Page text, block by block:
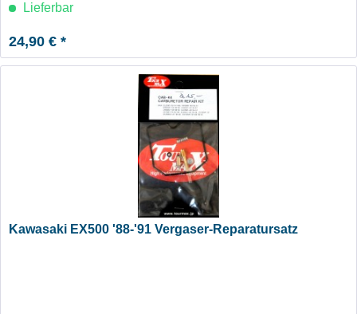
Lieferbar
24,90 € *
Kawasaki EX500 '88-'91 Vergaser-Reparatursatz